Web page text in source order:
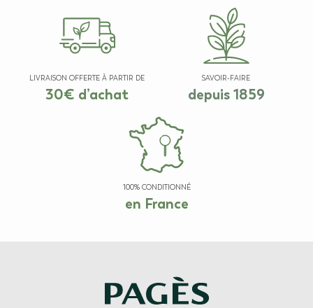
LIVRAISON OFFERTE À PARTIR DE
30€ d’achat
SAVOIR-FAIRE
depuis 1859
100% CONDITIONNÉ
en France